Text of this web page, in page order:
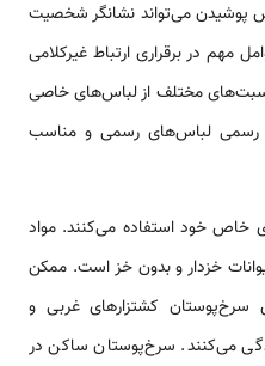
پوشیدن می‌تواند نشانگر شخصیت
مهم در برقراری ارتباط غیرکلامی
مختلف از لباس‌های خاصی
رسمی لباس‌های رسمی و مناسب
خاص خود استفاده می‌کنند. مواد
خزدار و بدون خز است. ممکن
کشتزارهای غربی و
می‌کنند. سرخ‌پوستان ساکن در